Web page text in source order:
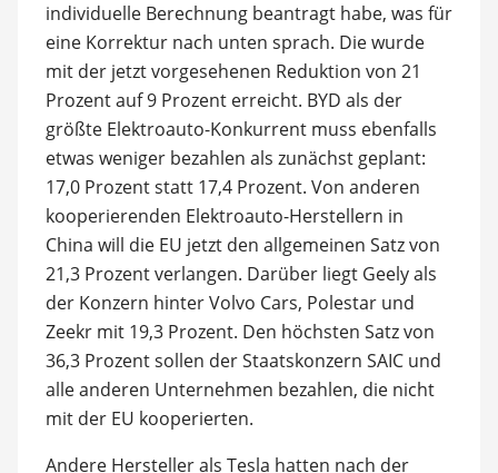
individuelle Berechnung beantragt habe, was für
eine Korrektur nach unten sprach. Die wurde
mit der jetzt vorgesehenen Reduktion von 21
Prozent auf 9 Prozent erreicht. BYD als der
größte Elektroauto-Konkurrent muss ebenfalls
etwas weniger bezahlen als zunächst geplant:
17,0 Prozent statt 17,4 Prozent. Von anderen
kooperierenden Elektroauto-Herstellern in
China will die EU jetzt den allgemeinen Satz von
21,3 Prozent verlangen. Darüber liegt Geely als
der Konzern hinter Volvo Cars, Polestar und
Zeekr mit 19,3 Prozent. Den höchsten Satz von
36,3 Prozent sollen der Staatskonzern SAIC und
alle anderen Unternehmen bezahlen, die nicht
mit der EU kooperierten.
Andere Hersteller als Tesla hatten nach der